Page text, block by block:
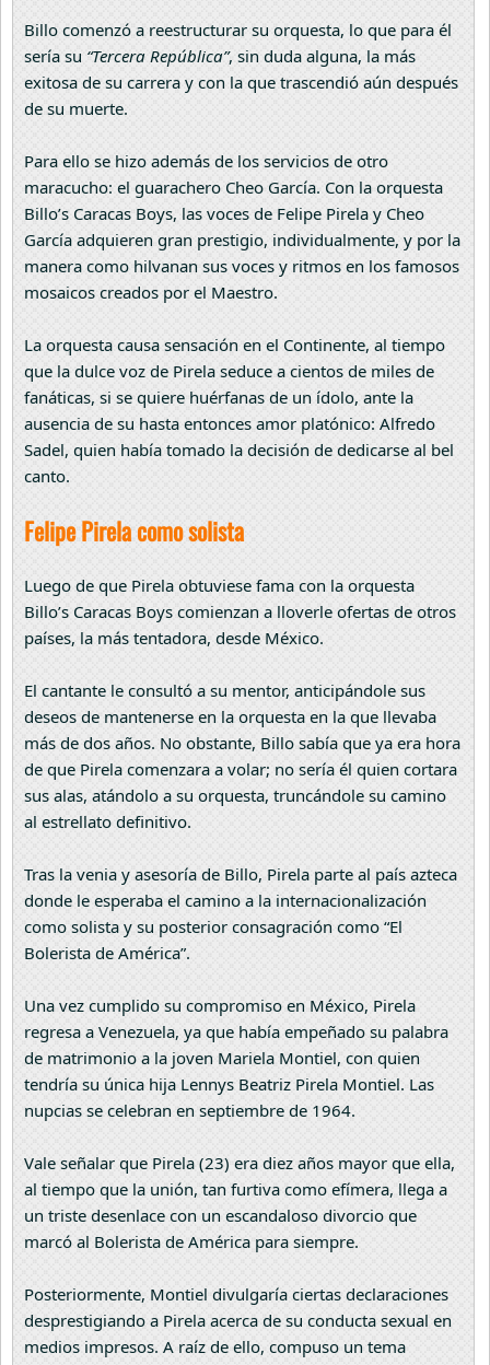
Billo comenzó a reestructurar su orquesta, lo que para él
sería su “Tercera República”, sin duda alguna, la más
exitosa de su carrera y con la que trascendió aún después
de su muerte.
Para ello se hizo además de los servicios de otro
maracucho: el guarachero Cheo García. Con la orquesta
Billo’s Caracas Boys, las voces de Felipe Pirela y Cheo
García adquieren gran prestigio, individualmente, y por la
manera como hilvanan sus voces y ritmos en los famosos
mosaicos creados por el Maestro.
La orquesta causa sensación en el Continente, al tiempo
que la dulce voz de Pirela seduce a cientos de miles de
fanáticas, si se quiere huérfanas de un ídolo, ante la
ausencia de su hasta entonces amor platónico: Alfredo
Sadel, quien había tomado la decisión de dedicarse al bel
canto.
Felipe Pirela como solista
Luego de que Pirela obtuviese fama con la orquesta
Billo’s Caracas Boys comienzan a lloverle ofertas de otros
países, la más tentadora, desde México.
El cantante le consultó a su mentor, anticipándole sus
deseos de mantenerse en la orquesta en la que llevaba
más de dos años. No obstante, Billo sabía que ya era hora
de que Pirela comenzara a volar; no sería él quien cortara
sus alas, atándolo a su orquesta, truncándole su camino
al estrellato definitivo.
Tras la venia y asesoría de Billo, Pirela parte al país azteca
donde le esperaba el camino a la internacionalización
como solista y su posterior consagración como “El
Bolerista de América”.
Una vez cumplido su compromiso en México, Pirela
regresa a Venezuela, ya que había empeñado su palabra
de matrimonio a la joven Mariela Montiel, con quien
tendría su única hija Lennys Beatriz Pirela Montiel. Las
nupcias se celebran en septiembre de 1964.
Vale señalar que Pirela (23) era diez años mayor que ella,
al tiempo que la unión, tan furtiva como efímera, llega a
un triste desenlace con un escandaloso divorcio que
marcó al Bolerista de América para siempre.
Posteriormente, Montiel divulgaría ciertas declaraciones
desprestigiando a Pirela acerca de su conducta sexual en
medios impresos. A raíz de ello, compuso un tema